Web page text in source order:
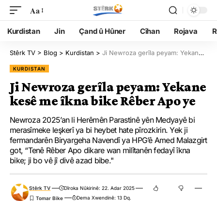
Aa
Kurdistan Jin Çand û Hûner Cîhan Rojava
Stêrk TV > Blog > Kurdistan > Ji Newroza gerîla peyam: Yekane kesê me îkna bike Rêber Apo ye
KURDISTAN
Ji Newroza gerîla peyam: Yekane
kesê me îkna bike Rêber Apo ye
Newroza 2025’an li Herêmên Parastinê yên Medyayê bi
merasîmeke leşkerî ya bi heybet hate pîrozkirin. Yek ji
fermandarên Biryargeha Navendî ya HPG’ê Amed Malazgirt
got, “Tenê Rêber Apo dikare wan milîtanên fedayî îkna
bike; ji bo vê jî divê azad bibe."
Stêrk TV
Dîroka Nûkirinê: 22. Adar 2025
Dema Xwendinê: 13 Dq.